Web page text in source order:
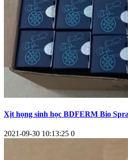
Xịt họng sinh học BDFERM Bio
2021-09-30 10:13:25 0